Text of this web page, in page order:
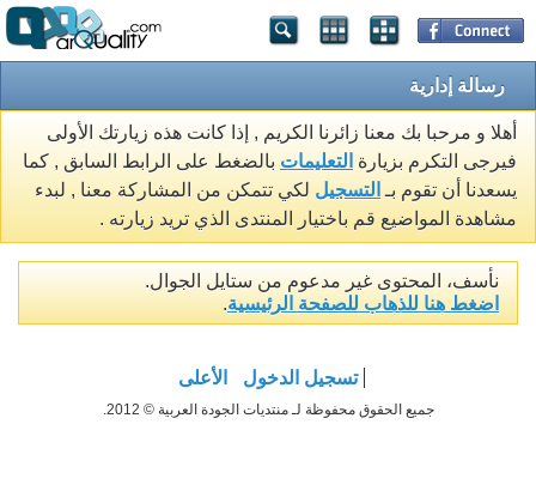
رسالة إدارية
أهلا و مرحبا بك معنا زائرنا الكريم , إذا كانت هذه زيارتك الأولى
فيرجى التكرم بزيارة التعليمات بالضغط على الرابط السابق , كما
يسعدنا أن تقوم بـ التسجيل لكي تتمكن من المشاركة معنا , لبدء
مشاهدة المواضيع قم باختيار المنتدى الذي تريد زيارته .
نأسف، المحتوى غير مدعوم من ستايل الجوال.
اضغط هنا للذهاب للصفحة الرئيسية.
تسجيل الدخول الأعلى
جميع الحقوق محفوظة لـ منتديات الجودة العربية © 2012.